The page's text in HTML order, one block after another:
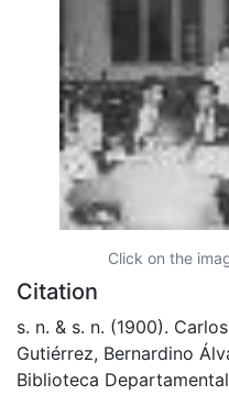
Click on the
Citation
s. n. & s. n. (1900).
Gutiérrez, Bernardino
Biblioteca